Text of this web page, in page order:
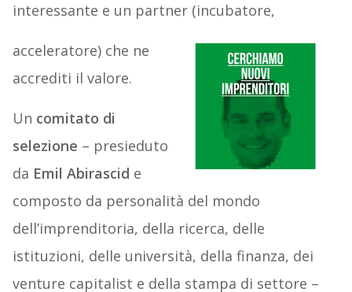
interessante e un partner (incubatore,
acceleratore) che ne
accrediti il valore.
Un comitato di
selezione – presieduto
da Emil Abirascid e
composto da personalità del mondo
dell’imprenditoria, della ricerca, delle
istituzioni, delle università, della finanza, dei
venture capitalist e della stampa di settore –